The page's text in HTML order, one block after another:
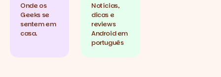
Onde os
Geeks se
sentem em
casa.
Notícias,
dicas e
reviews
Android em
português